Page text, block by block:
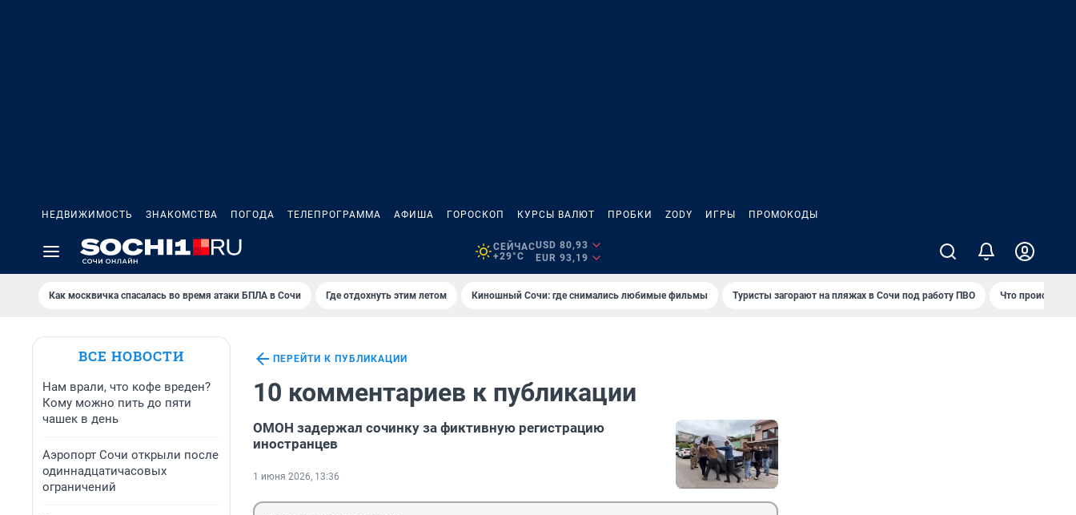
НЕДВИЖИМОСТЬ ЗНАКОМСТВА ПОГОДА ТЕЛЕПРОГРАММА АФИША ГОРОСКОП КУРСЫ ВАЛЮТ ПРОБКИ ZODY ИГРЫ ПРОМОКОДЫ
СЕЙЧАС
+29°C
USD 80,93
EUR 93,19
Как москвичка спасалась во время атаки БПЛА в Сочи Где отдохнуть этим летом Киношный Сочи: где снимались любимые фильмы Туристы загорают на пляжах в Сочи под работу ПВО Что происходит
ВСЕ НОВОСТИ
Нам врали, что кофе вреден?
Кому можно пить до пяти
чашек в день
Аэропорт Сочи открыли после
одиннадцатичасовых
ограничений
ПЕРЕЙТИ К ПУБЛИКАЦИИ
10 комментариев к публикации
ОМОН задержал сочинку за фиктивную регистрацию
иностранцев
1 июня 2026, 13:36